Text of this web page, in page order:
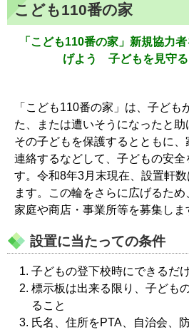
こども110番の家
「こども110番の家」新規協力
げよう 子どもを見守
「こども110番の家」は、子ども
た、または遭いそうになったと助
その子どもを保護するとともに
連絡するなどして、子どもの安
す。令和8年3月末現在、設置軒
ます。この輪をさらに広げるた
家庭や商店・事業所等を募集しま
設置に当たっての条件
子どもの登下校時にできるだ
標示板は出来る限り、子ども
ること
氏名、住所をPTA、自治会、